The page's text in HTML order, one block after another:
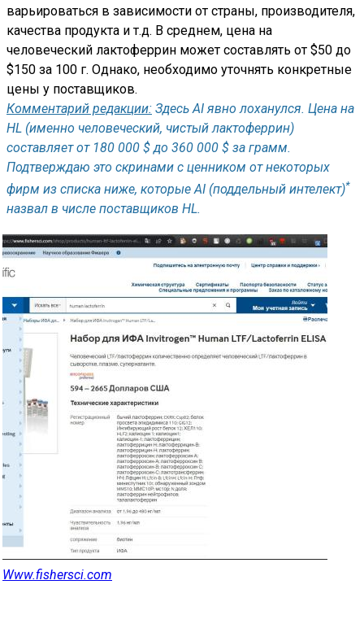
варьироваться в зависимости от страны, производителя,
качества продукта и т.д. В среднем, цена на
человеческий лактоферрин может составлять от $50 до
$150 за 100 г. Однако, необходимо уточнять конкретные
цены у поставщиков.
Комментарий редакции: Здесь AI явно лоханулся. Цена на
HL (именно человеческий, чистый лактоферрин)
составляет от 180 000 $ до 360 000 $ за грамм.
Подтверждаю это скринами с ценником от некоторых
фирм из списка ниже, которые AI (поддельный интелект)*
назвал в числе поставщиков HL.
Www.fishersci.com